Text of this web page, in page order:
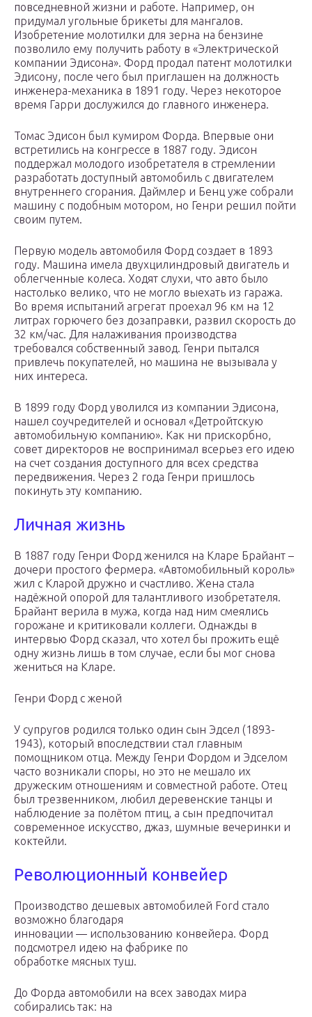
повседневной жизни и работе. Например, он
придумал угольные брикеты для мангалов.
Изобретение молотилки для зерна на бензине
позволило ему получить работу в «Электрической
компании Эдисона». Форд продал патент молотилки
Эдисону, после чего был приглашен на должность
инженера-механика в 1891 году. Через некоторое
время Гарри дослужился до главного инженера.
Томас Эдисон был кумиром Форда. Впервые они
встретились на конгрессе в 1887 году. Эдисон
поддержал молодого изобретателя в стремлении
разработать доступный автомобиль с двигателем
внутреннего сгорания. Даймлер и Бенц уже собрали
машину с подобным мотором, но Генри решил пойти
своим путем.
Первую модель автомобиля Форд создает в 1893
году. Машина имела двухцилиндровый двигатель и
облегченные колеса. Ходят слухи, что авто было
настолько велико, что не могло выехать из гаража.
Во время испытаний агрегат проехал 96 км на 12
литрах горючего без дозаправки, развил скорость до
32 км/час. Для налаживания производства
требовался собственный завод. Генри пытался
привлечь покупателей, но машина не вызывала у
них интереса.
В 1899 году Форд уволился из компании Эдисона,
нашел соучредителей и основал «Детройтскую
автомобильную компанию». Как ни прискорбно,
совет директоров не воспринимал всерьез его идею
на счет создания доступного для всех средства
передвижения. Через 2 года Генри пришлось
покинуть эту компанию.
Личная жизнь
В 1887 году Генри Форд женился на Кларе Брайант –
дочери простого фермера. «Автомобильный король»
жил с Кларой дружно и счастливо. Жена стала
надёжной опорой для талантливого изобретателя.
Брайант верила в мужа, когда над ним смеялись
горожане и критиковали коллеги. Однажды в
интервью Форд сказал, что хотел бы прожить ещё
одну жизнь лишь в том случае, если бы мог снова
жениться на Кларе.
Генри Форд с женой
У супругов родился только один сын Эдсел (1893-
1943), который впоследствии стал главным
помощником отца. Между Генри Фордом и Эдселом
часто возникали споры, но это не мешало их
дружеским отношениям и совместной работе. Отец
был трезвенником, любил деревенские танцы и
наблюдение за полётом птиц, а сын предпочитал
современное искусство, джаз, шумные вечеринки и
коктейли.
Революционный конвейер
Производство дешевых автомобилей Ford стало
возможно благодаря
инновации — использованию конвейера. Форд
подсмотрел идею на фабрике по
обработке мясных туш.
До Форда автомобили на всех заводах мира
собирались так: на